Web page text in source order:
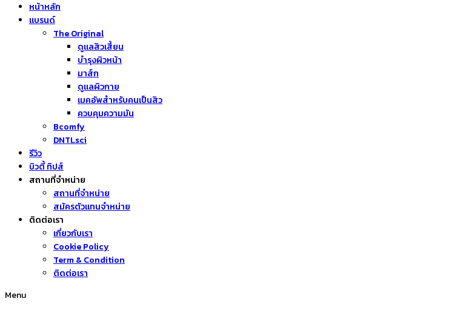
หน้าหลัก
แบรนด์
The Original
ดูแลสิวเสี้ยน
บำรุงผิวหน้า
มาส์ก
ดูแลผิวกาย
เมคอัพสำหรับคนเป็นสิว
ควบคุมความมัน
Bcomfy
DNTLsci
รีวิว
บิวตี้ ทิปส์
สถานที่จำหน่าย
สถานที่จำหน่าย
สมัครตัวแทนจำหน่าย
ติดต่อเรา
เกี่ยวกับเรา
Cookie Policy
Term & Condition
ติดต่อเรา
Menu